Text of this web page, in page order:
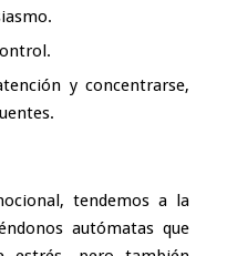
y concentrarse,
tendemos a la
autómatas que